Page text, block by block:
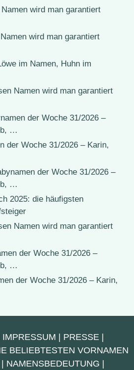
wird man garantiert
wird man garantiert
im Namen, Huhn im
Namen wird man garantiert
der Woche 31/2026 –
…
der Woche 31/2026 – Karin,
der Woche 31/2026 –
…
2025: die häufigsten
Namen wird man garantiert
der Woche 31/2026 –
…
der Woche 31/2026 – Karin,
IMPRESSUM | PRESSE |
BELIEBTESTEN VORNAMEN
| NAMENSBEDEUTUNG |